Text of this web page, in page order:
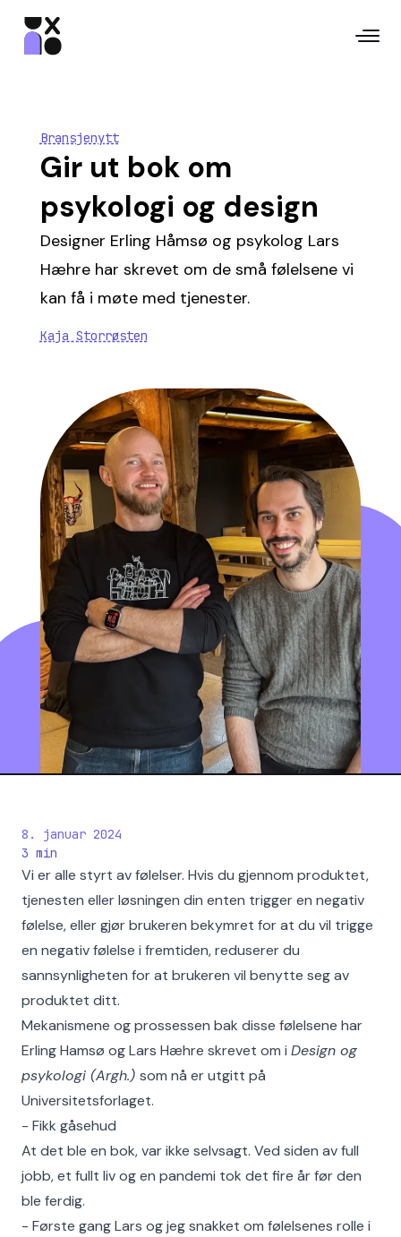
Bransjenytt
Gir ut bok om
psykologi og design
Designer Erling Håmsø og psykolog Lars
Hæhre har skrevet om de små følelsene vi
kan få i møte med tjenester.
Kaja Storrøsten
8. januar 2024
3 min
Vi er alle styrt av følelser. Hvis du gjennom produktet,
tjenesten eller løsningen din enten trigger en negativ
følelse, eller gjør brukeren bekymret for at du vil trigge
en negativ følelse i fremtiden, reduserer du
sannsynligheten for at brukeren vil benytte seg av
produktet ditt.
Mekanismene og prossessen bak disse følelsene har
Erling Hamsø og Lars Hæhre skrevet om i Design og
psykologi (Argh.) som nå er utgitt på
Universitetsforlaget.
- Fikk gåsehud
At det ble en bok, var ikke selvsagt. Ved siden av full
jobb, et fullt liv og en pandemi tok det fire år før den
ble ferdig.
- Første gang Lars og jeg snakket om følelsenes rolle i